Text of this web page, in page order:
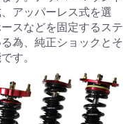
アッパーレス式を選
スなどを固定するステ
為、純正ショックとそ
す。